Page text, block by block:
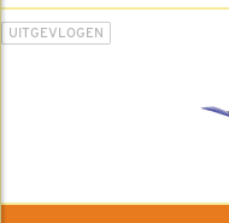
UITGEVLOGEN